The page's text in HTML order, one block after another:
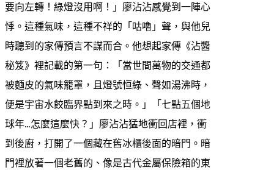
要向左轉！綠燈沒用啊！」廖沾沾感覺到一陣心
悸。這種氣味，這種不祥的「咕嚕」聲，與他兒
時聽到的家傳預言不謀而合。他想起家傳《沾醬
秘笈》裡記載的第一句：「當世間萬物的交通都
被麵皮的氣味籠罩，且燈號恒綠、聲如湯沸時，
便是宇宙水餃臨界點到來之時。」「七點五個地
球年…怎麼這麼快？」廖沾沾猛地衝回店裡，衝
到後廚，打開了一個藏在舊冰櫃後面的暗門。暗
門裡放著一個老舊的、像是古代金屬保險箱的東